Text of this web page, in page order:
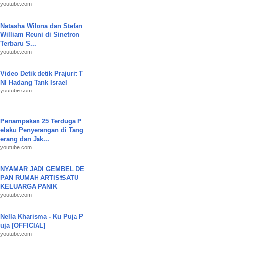
youtube.com
Natasha Wilona dan Stefan
William Reuni di Sinetron
Terbaru S...
youtube.com
Video Detik detik Prajurit T
NI Hadang Tank Israel
youtube.com
Penampakan 25 Terduga P
elaku Penyerangan di Tang
erang dan Jak...
youtube.com
NYAMAR JADI GEMBEL DE
PAN RUMAH ARTIS❗SATU
KELUARGA PANIK
youtube.com
Nella Kharisma - Ku Puja P
uja [OFFICIAL]
youtube.com